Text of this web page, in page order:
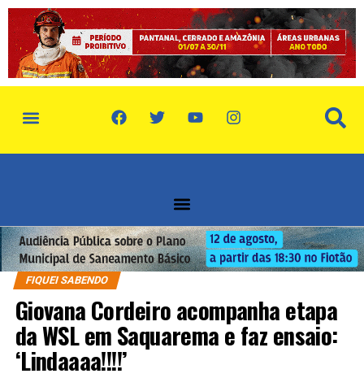
FIQUEI SABENDO
Giovana Cordeiro acompanha etapa
da WSL em Saquarema e faz ensaio:
‘Lindaaaa!!!!’